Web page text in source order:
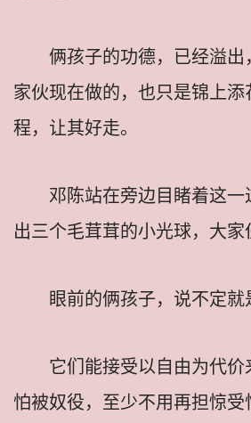
俩孩子的功德，已经溢出
家伙现在做的，也只是锦上添
程，让其好走。
邓陈站在旁边目睹着这一
出三个毛茸茸的小光球，大家
眼前的俩孩子，说不定就
它们能接受以自由为代价
怕被奴役，至少不用再担惊受